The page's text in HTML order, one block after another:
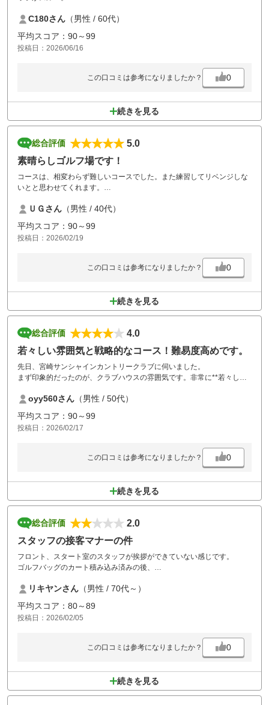
C180さん （男性 / 60代）
平均スコア：90～99
投稿日：2026/06/16
この口コミは参考になりましたか？ 0
続きを見る
総合評価
5.0
素晴らしゴルフ場です！
コースは、相変わらず難しいコースでした。また練習してリベンジしな
いとと思わせてくれます。
足です。
クラブハウスも綺麗ですし、いいゴルフ場です。
ＵＧさん （男性 / 40代）
平均スコア：90～99
投稿日：2026/02/19
この口コミは参考になりましたか？ 0
続きを見る
総合評価
4.0
若々しい雰囲気と戦略的なコース！難易度高めです。
先日、宮崎サンシャインカントリークラブに伺いました。
まず印象的だったのが、クラブハウスの雰囲気です。非常に**若々しく
空間が素敵でした。
コースについては、フェアウェイが狭くOBも多いため、かなり戦略的に
攻める必要があります。良いスコアを出すのが非常に難しく、一打一打
の正確さが求められるタフな内容でした。
ションが物足りなく感じたのが正直なところです。
とはいえ、挑戦しがいのある面白いコースなので、また腕を磨いてリベ
oyy560さん （男性 / 50代）
平均スコア：90～99
投稿日：2026/02/17
この口コミは参考になりましたか？ 0
続きを見る
総合評価
2.0
スタッフの接客マナーの件
フロント、スタート室のスタッフが挨拶ができていない感じです。
ゴルフバッグのカート積み込み済みの後、
ご迷惑をお掛けすると思い、３回程、申し訳ないとお詫びを申し上げま
したが、一言も返事がなく
、嫌な思いをしました。
フロントも全員、笑顔が有りません。
リキヤンさん （男性 / 70代～）
平均スコア：80～89
投稿日：2026/02/05
この口コミは参考になりましたか？ 0
続きを見る